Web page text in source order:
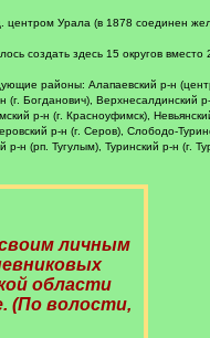
Урала (в 1878 соединен
создать здесь 15 округов
районы: Алапаевский р-н
Богданович), Верхнесалдинский
р-н (г. Красноуфимск),
р-н (г. Серов), Слободо-
н (рп. Тугулым), Туринский р-н (г.
личным
области
(По волости,